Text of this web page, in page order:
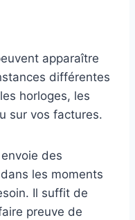
apparaître
différentes
horloges, les
sur vos factures.
des
les moments
Il suffit de
preuve de